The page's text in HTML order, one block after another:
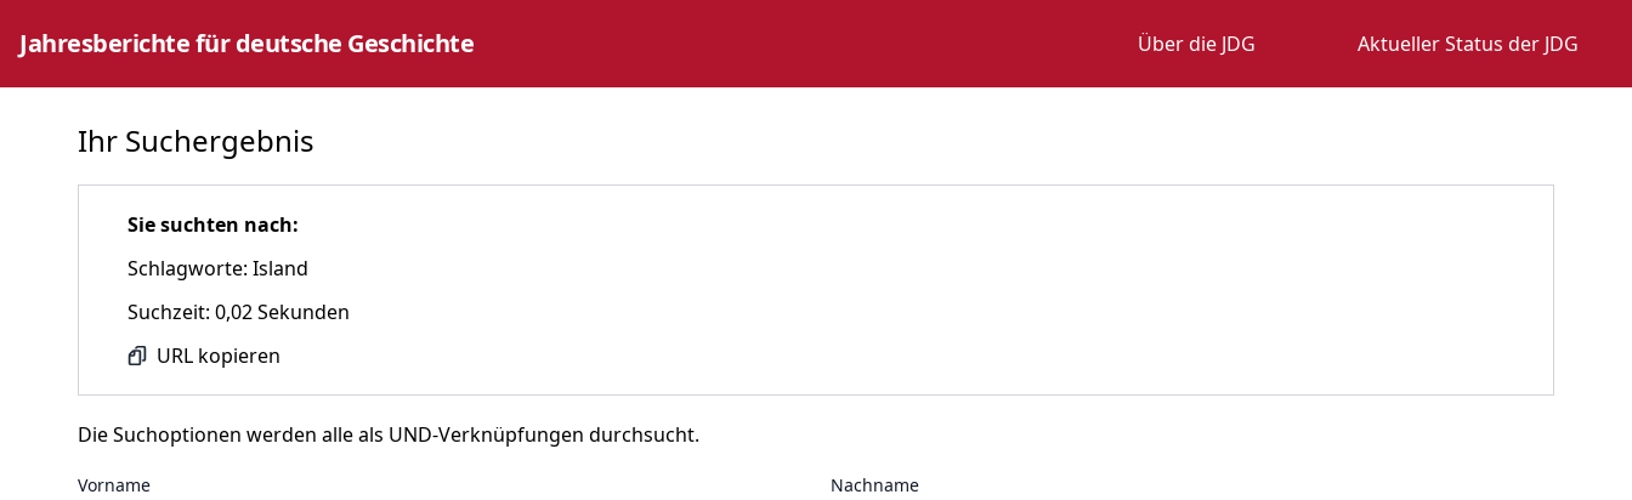
Jahresberichte für deutsche Geschichte Über die JDG Aktueller Status der JDG
Ihr Suchergebnis
Sie suchten nach:
Schlagworte: Island
Suchzeit: 0,02 Sekunden
URL kopieren
Die Suchoptionen werden alle als UND-Verknüpfungen durchsucht.
Vorname Nachname